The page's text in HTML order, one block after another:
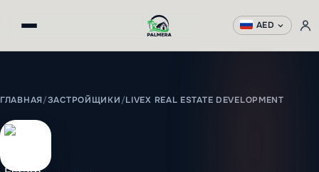
AED
ГЛАВНАЯ/ЗАСТРОЙЩИКИ /LIVEX REAL ESTATE DEVELOPMENT